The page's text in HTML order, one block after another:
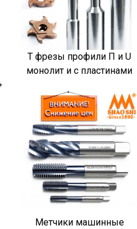
T фрезы профили П и U
монолит и с пластинами
Метчики машинные